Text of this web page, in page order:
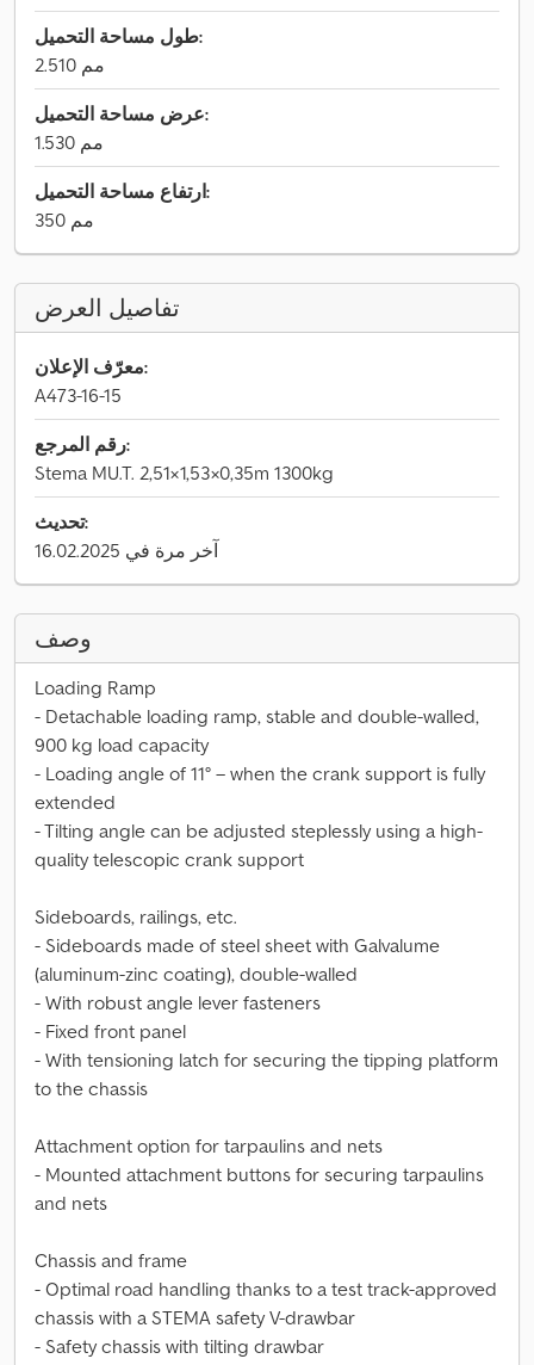
طول مساحة التحميل:
2.510 مم
عرض مساحة التحميل:
1.530 مم
ارتفاع مساحة التحميل:
350 مم
تفاصيل العرض
معرّف الإعلان:
A473-16-15
رقم المرجع:
Stema MU.T. 2,51×1,53×0,35m 1300kg
تحديث:
آخر مرة في 16.02.2025
وصف
Loading Ramp
- Detachable loading ramp, stable and double-walled,
900 kg load capacity
- Loading angle of 11° – when the crank support is fully
extended
- Tilting angle can be adjusted steplessly using a high-
quality telescopic crank support
Sideboards, railings, etc.
- Sideboards made of steel sheet with Galvalume
(aluminum-zinc coating), double-walled
- With robust angle lever fasteners
- Fixed front panel
- With tensioning latch for securing the tipping platform
to the chassis
Attachment option for tarpaulins and nets
- Mounted attachment buttons for securing tarpaulins
and nets
Chassis and frame
- Optimal road handling thanks to a test track-approved
chassis with a STEMA safety V-drawbar
- Safety chassis with tilting drawbar